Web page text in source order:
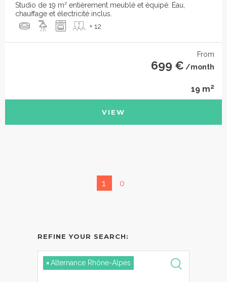
Studio de 19 m² entièrement meublé et équipé. Eau,
chauffage et électricité inclus.
+ 12
From
699 € /month
19 m2
VIEW
1 0
REFINE YOUR SEARCH:
×Alternance Rhône-Alpes